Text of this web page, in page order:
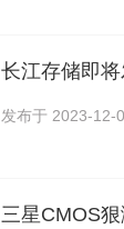
长江存储即
发布于 2023-12-
三星CMOS